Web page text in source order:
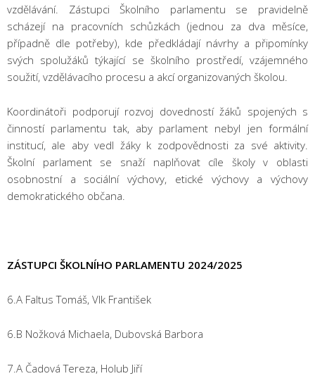
vzdělávání. Zástupci Školního parlamentu se pravidelně
scházejí na pracovních schůzkách (jednou za dva měsíce,
případně dle potřeby), kde předkládají návrhy a připomínky
svých spolužáků týkající se školního prostředí, vzájemného
soužití, vzdělávacího procesu a akcí organizovaných školou.
Koordinátoři podporují rozvoj dovedností žáků spojených s
činností parlamentu tak, aby parlament nebyl jen formální
institucí, ale aby vedl žáky k zodpovědnosti za své aktivity.
Školní parlament se snaží naplňovat cíle školy v oblasti
osobnostní a sociální výchovy, etické výchovy a výchovy
demokratického občana.
ZÁSTUPCI ŠKOLNÍHO PARLAMENTU 2024/2025
6.A Faltus Tomáš, Vlk František
6.B Nožková Michaela, Dubovská Barbora
7.A Čadová Tereza, Holub Jiří